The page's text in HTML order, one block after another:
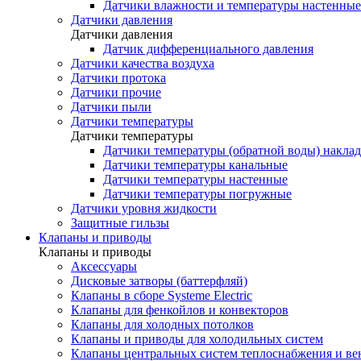
Датчики влажности и температуры настенные
Датчики давления
Датчики давления
Датчик дифференциального давления
Датчики качества воздуха
Датчики протока
Датчики прочие
Датчики пыли
Датчики температуры
Датчики температуры
Датчики температуры (обратной воды)
Датчики температуры канальные
Датчики температуры настенные
Датчики температуры погружные
Датчики уровня жидкости
Защитные гильзы
Клапаны и приводы
Клапаны и приводы
Аксессуары
Дисковые затворы (баттерфляй)
Клапаны в сборе Systeme Electric
Клапаны для фенкойлов и конвекторов
Клапаны для холодных потолков
Клапаны и приводы для холодильных систем
Клапаны центральных систем теплоснабжения и